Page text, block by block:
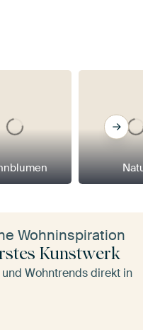
Wohninspiration
Kunstwerk
Wohntrends direkt in